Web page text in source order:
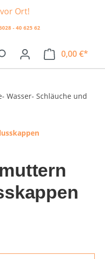
Ort!
- 40 625 62
0,00 €*
Wasser- Schläuche und